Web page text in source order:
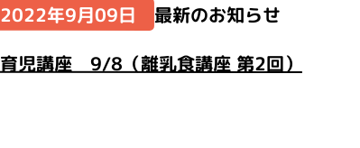
2022年9月09日 最新のお知らせ
育児講座 9/8（離乳食講座 第2回）